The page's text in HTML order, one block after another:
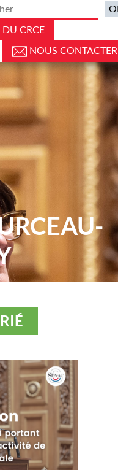
DU CRCE
NOUS CONTACTER